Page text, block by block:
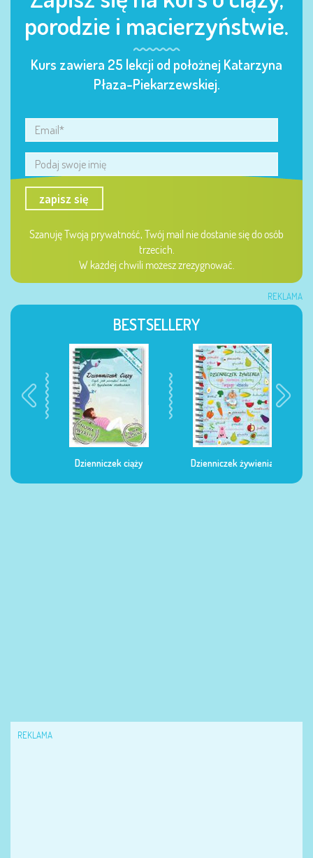
porodzie i macierzyństwie.
Kurs zawiera 25 lekcji od położnej Katarzyna
Płaza-Piekarzewskiej.
zapisz się
Szanuję Twoją prywatność, Twój mail nie dostanie się do osób
trzecich.
W każdej chwili możesz zrezygnować.
REKLAMA
BESTSELLERY
Dzienniczek ciąży Dzienniczek żywienia
REKLAMA